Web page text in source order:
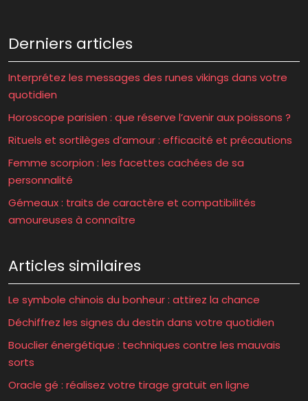
Derniers articles
Interprétez les messages des runes vikings dans votre
quotidien
Horoscope parisien : que réserve l’avenir aux poissons ?
Rituels et sortilèges d’amour : efficacité et précautions
Femme scorpion : les facettes cachées de sa
personnalité
Gémeaux : traits de caractère et compatibilités
amoureuses à connaître
Articles similaires
Le symbole chinois du bonheur : attirez la chance
Déchiffrez les signes du destin dans votre quotidien
Bouclier énergétique : techniques contre les mauvais
sorts
Oracle gé : réalisez votre tirage gratuit en ligne